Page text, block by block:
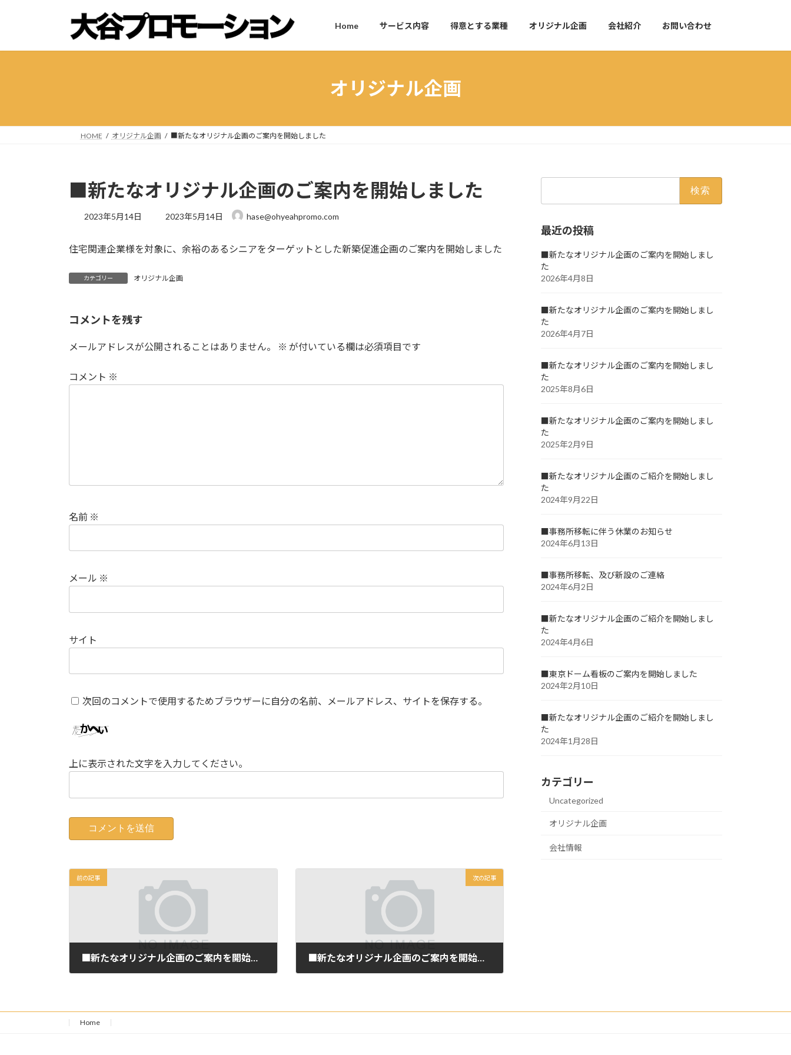
ン
ー
Home サービス内容 得意とする業種 オリジナル企画 会社紹介 お問い合わせ
オリジナル企画
HOME オリジナル企画 ■新たなオリジナル企画のご案内を開始しました
■新たなオリジナル企画のご案内を開始しました
2023年5月14日
最
新
:
2023年5月14日 hase@ohyeahpromo.com
住宅関連企業様を対象に、余裕のあるシニアをターゲットとした新築促進企画のご案内を開始しました
カテゴリー オリジナル企画
コメントを残す
メールアドレスが公開されることはありません。 ※ が付いている欄は必須項目です
コメント ※
名前 ※
メール ※
サイト
次回のコメントで使用するためブラウザーに自分の名前、メールアドレス、サイトを保存する。
上に表示された文字を入力してください。
前の記事
■新たなオリジナル企画のご案内を開始しました
次の記事
■新たなオリジナル企画のご案内を開始しました
最近の投稿
■新たなオリジナル企画のご案内を開始しまし
た
2026年4月8日
■新たなオリジナル企画のご案内を開始しまし
た
2026年4月7日
■新たなオリジナル企画のご案内を開始しまし
た
2025年8月6日
■新たなオリジナル企画のご案内を開始しまし
た
2025年2月9日
■新たなオリジナル企画のご紹介を開始しまし
た
2024年9月22日
■事務所移転に伴う休業のお知らせ
2024年6月13日
■事務所移転、及び新設のご連絡
2024年6月2日
■新たなオリジナル企画のご紹介を開始しまし
た
2024年4月6日
■東京ドーム看板のご案内を開始しました
2024年2月10日
■新たなオリジナル企画のご紹介を開始しまし
た
2024年1月28日
カテゴリー
Uncategorized
オリジナル企画
会社情報
Home